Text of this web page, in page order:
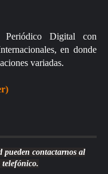
Periódico Digital con
en donde
variadas.
pueden contactarnos al
telefónico.